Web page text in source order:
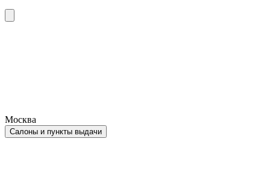
Москва
Салоны и пункты выдачи